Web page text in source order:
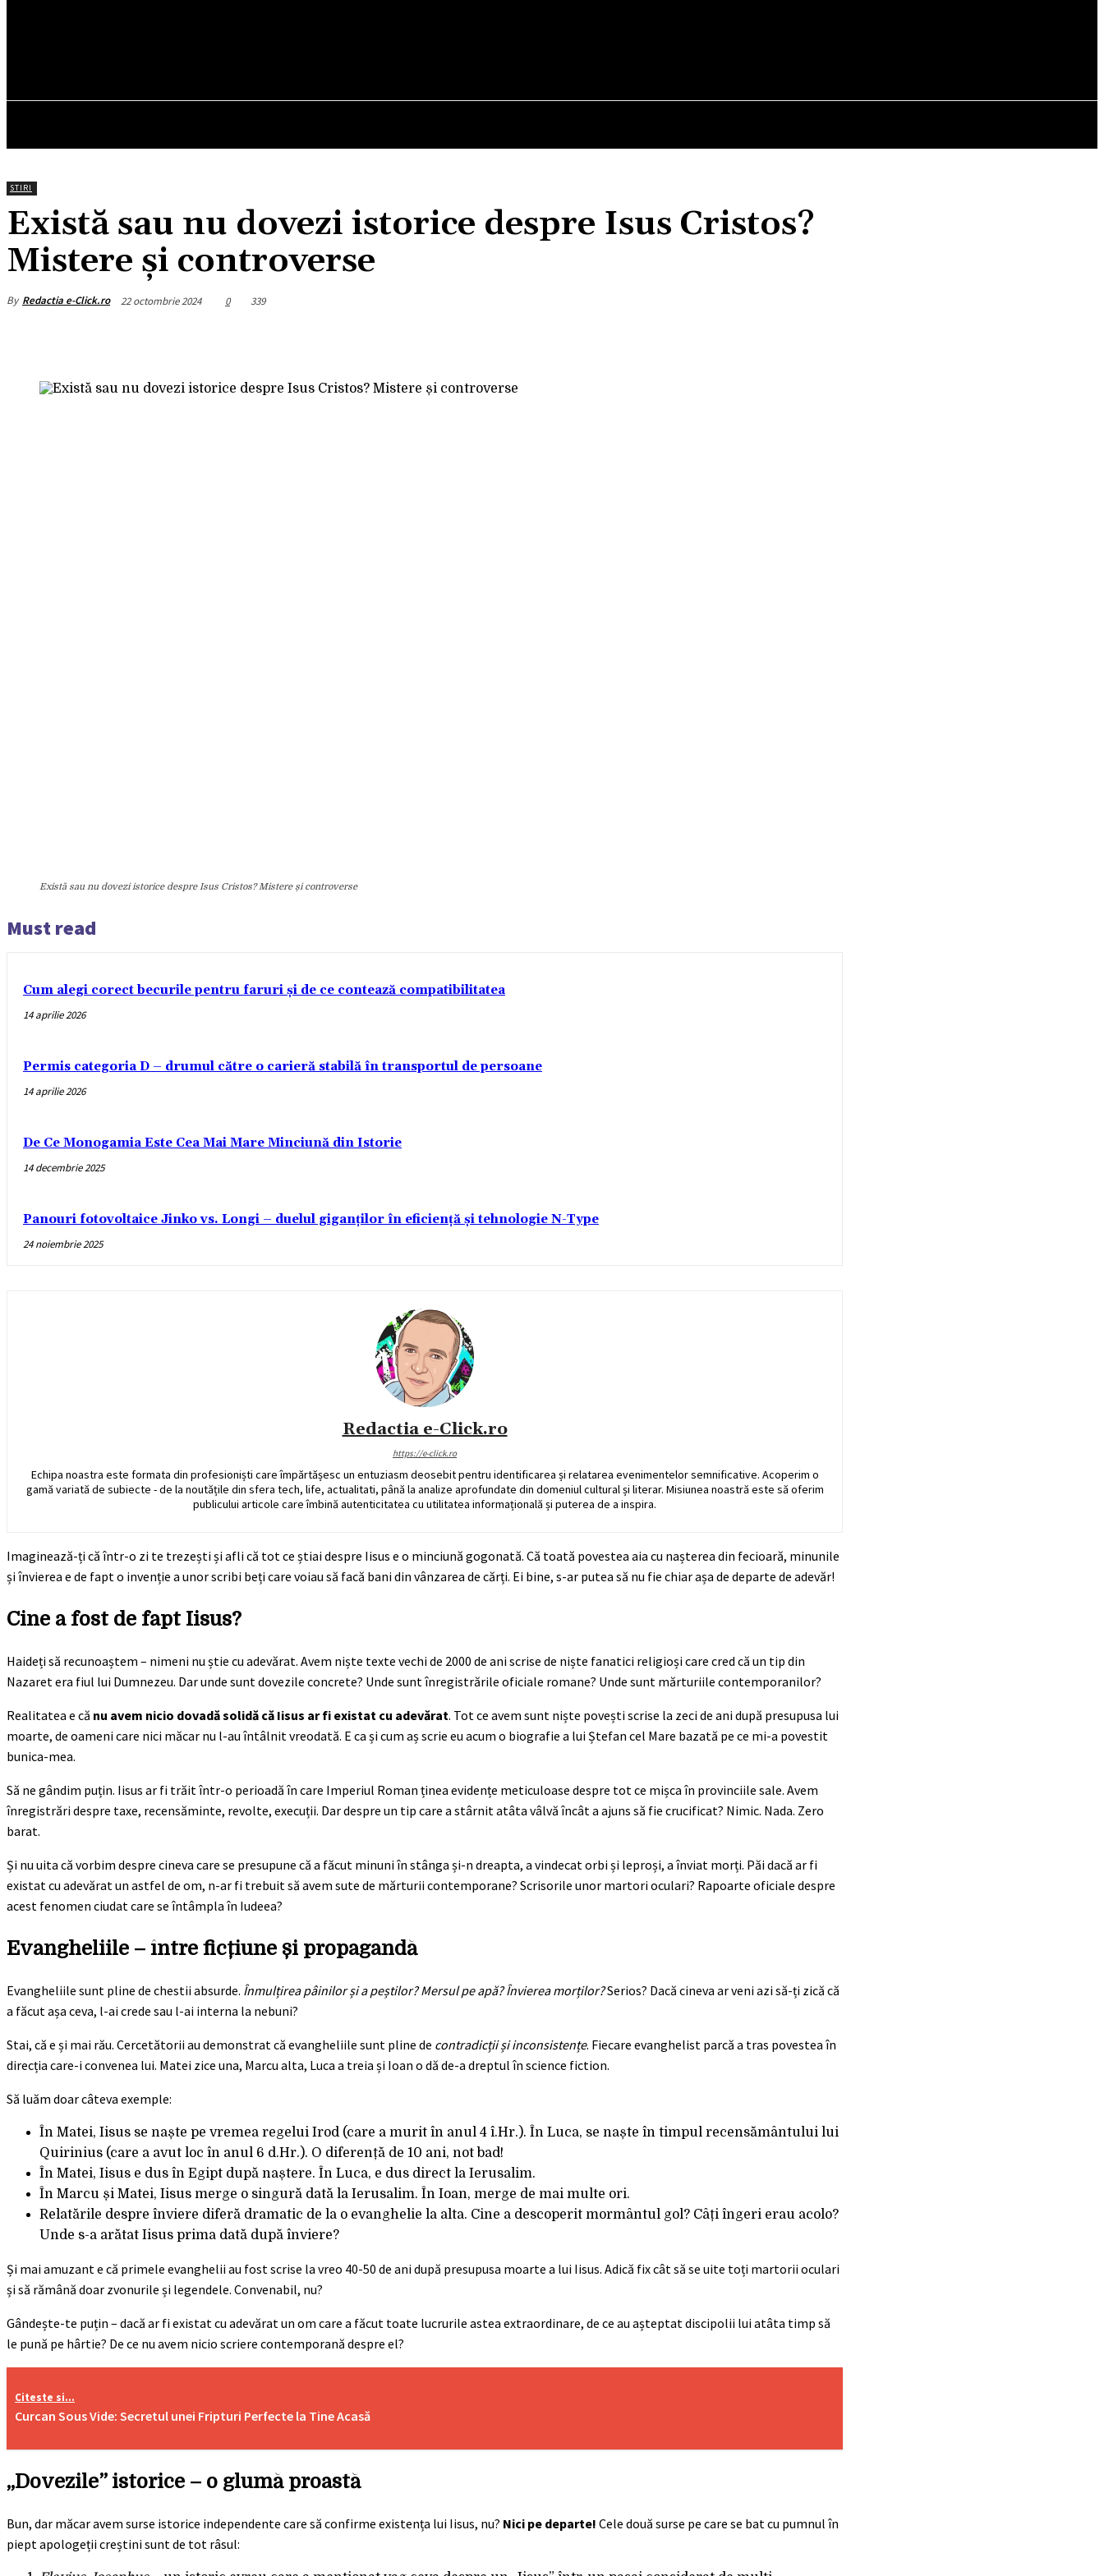
STIRI
Există sau nu dovezi istorice despre Isus Cristos?
Mistere și controverse
By Redactia e-Click.ro 22 octombrie 2024 0 339
Există sau nu dovezi istorice despre Isus Cristos? Mistere și controverse
Must read
Cum alegi corect becurile pentru faruri și de ce contează compatibilitatea
14 aprilie 2026
Permis categoria D – drumul către o carieră stabilă în transportul de persoane
14 aprilie 2026
De Ce Monogamia Este Cea Mai Mare Minciună din Istorie
14 decembrie 2025
Panouri fotovoltaice Jinko vs. Longi – duelul giganților în eficiență și tehnologie N-Type
24 noiembrie 2025
Redactia e-Click.ro
https://e-click.ro
Echipa noastra este formata din profesioniști care împărtășesc un entuziasm deosebit pentru identificarea și relatarea evenimentelor semnificative. Acoperim o
gamă variată de subiecte - de la noutățile din sfera tech, life, actualitati, până la analize aprofundate din domeniul cultural și literar. Misiunea noastră este să oferim
publicului articole care îmbină autenticitatea cu utilitatea informațională și puterea de a inspira.
Imaginează-ți că într-o zi te trezești și afli că tot ce știai despre Iisus e o minciună gogonată. Că toată povestea aia cu nașterea din fecioară, minunile
și învierea e de fapt o invenție a unor scribi beți care voiau să facă bani din vânzarea de cărți. Ei bine, s-ar putea să nu fie chiar așa de departe de adevăr!
Cine a fost de fapt Iisus?
Haideți să recunoaștem – nimeni nu știe cu adevărat. Avem niște texte vechi de 2000 de ani scrise de niște fanatici religioși care cred că un tip din
Nazaret era fiul lui Dumnezeu. Dar unde sunt dovezile concrete? Unde sunt înregistrările oficiale romane? Unde sunt mărturiile contemporanilor?
Realitatea e că nu avem nicio dovadă solidă că Iisus ar fi existat cu adevărat. Tot ce avem sunt niște povești scrise la zeci de ani după presupusa lui
moarte, de oameni care nici măcar nu l-au întâlnit vreodată. E ca și cum aș scrie eu acum o biografie a lui Ștefan cel Mare bazată pe ce mi-a povestit
bunica-mea.
Să ne gândim puțin. Iisus ar fi trăit într-o perioadă în care Imperiul Roman ținea evidențe meticuloase despre tot ce mișca în provinciile sale. Avem
înregistrări despre taxe, recensăminte, revolte, execuții. Dar despre un tip care a stârnit atâta vâlvă încât a ajuns să fie crucificat? Nimic. Nada. Zero
barat.
Și nu uita că vorbim despre cineva care se presupune că a făcut minuni în stânga și-n dreapta, a vindecat orbi și leproși, a înviat morți. Păi dacă ar fi
existat cu adevărat un astfel de om, n-ar fi trebuit să avem sute de mărturii contemporane? Scrisorile unor martori oculari? Rapoarte oficiale despre
acest fenomen ciudat care se întâmpla în Iudeea?
Evangheliile – între ficțiune și propagandă
Evangheliile sunt pline de chestii absurde. Înmulțirea pâinilor și a peștilor? Mersul pe apă? Învierea morților?Serios? Dacă cineva ar veni azi să-ți zică că
a făcut așa ceva, l-ai crede sau l-ai interna la nebuni?
Stai, că e și mai rău. Cercetătorii au demonstrat că evangheliile sunt pline de contradicții și inconsistențe. Fiecare evanghelist parcă a tras povestea în
direcția care-i convenea lui. Matei zice una, Marcu alta, Luca a treia și Ioan o dă de-a dreptul în science fiction.
Să luăm doar câteva exemple:
În Matei, Iisus se naște pe vremea regelui Irod (care a murit în anul 4 î.Hr.). În Luca, se naște în timpul recensământului lui
Quirinius (care a avut loc în anul 6 d.Hr.). O diferență de 10 ani, not bad!
În Matei, Iisus e dus în Egipt după naștere. În Luca, e dus direct la Ierusalim.
În Marcu și Matei, Iisus merge o singură dată la Ierusalim. În Ioan, merge de mai multe ori.
Relatările despre înviere diferă dramatic de la o evanghelie la alta. Cine a descoperit mormântul gol? Câți îngeri erau acolo?
Unde s-a arătat Iisus prima dată după înviere?
Și mai amuzant e că primele evanghelii au fost scrise la vreo 40-50 de ani după presupusa moarte a lui Iisus. Adică fix cât să se uite toți martorii oculari
și să rămână doar zvonurile și legendele. Convenabil, nu?
Gândește-te puțin – dacă ar fi existat cu adevărat un om care a făcut toate lucrurile astea extraordinare, de ce au așteptat discipolii lui atâta timp să
le pună pe hârtie? De ce nu avem nicio scriere contemporană despre el?
Citeste si...
Curcan Sous Vide: Secretul unei Fripturi Perfecte la Tine Acasă
„Dovezile” istorice – o glumă proastă
Bun, dar măcar avem surse istorice independente care să confirme existența lui Iisus, nu? Nici pe departe! Cele două surse pe care se bat cu pumnul în
piept apologeții creștini sunt de tot râsul: